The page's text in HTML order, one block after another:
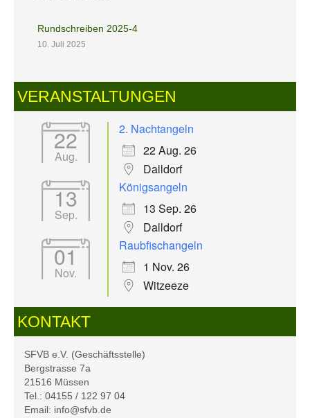
Rundschreiben 2025-4
10. Juli 2025
VERANSTALTUNGEN
22
Aug.
2. Nachtangeln
22 Aug. 26
Dalldorf
13
Sep.
Königsangeln
13 Sep. 26
Dalldorf
01
Nov.
Raubfischangeln
1 Nov. 26
Witzeeze
KONTAKT
SFVB e.V. (Geschäftsstelle)
Bergstrasse 7a
21516 Müssen
Tel.: 04155 / 122 97 04
Email: info@sfvb.de